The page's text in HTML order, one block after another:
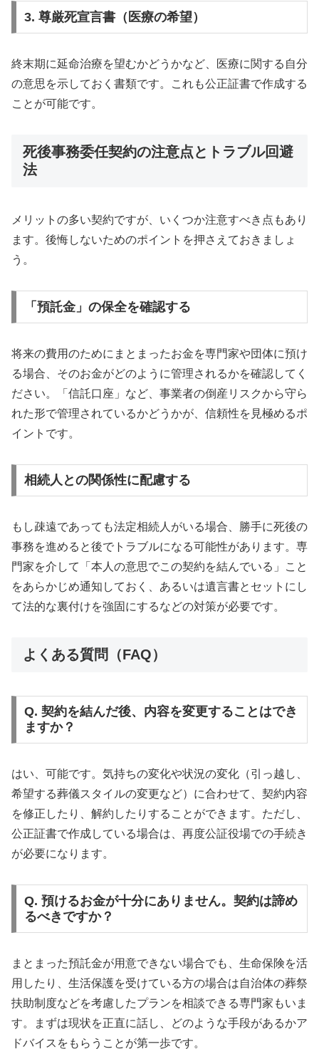
3. 尊厳死宣言書（医療の希望）
終末期に延命治療を望むかどうかなど、医療に関する自分
の意思を示しておく書類です。これも公正証書で作成する
ことが可能です。
死後事務委任契約の注意点とトラブル回避
法
メリットの多い契約ですが、いくつか注意すべき点もあり
ます。後悔しないためのポイントを押さえておきましょ
う。
「預託金」の保全を確認する
将来の費用のためにまとまったお金を専門家や団体に預け
る場合、そのお金がどのように管理されるかを確認してく
ださい。「信託口座」など、事業者の倒産リスクから守ら
れた形で管理されているかどうかが、信頼性を見極めるポ
イントです。
相続人との関係性に配慮する
もし疎遠であっても法定相続人がいる場合、勝手に死後の
事務を進めると後でトラブルになる可能性があります。専
門家を介して「本人の意思でこの契約を結んでいる」こと
をあらかじめ通知しておく、あるいは遺言書とセットにし
て法的な裏付けを強固にするなどの対策が必要です。
よくある質問（FAQ）
Q. 契約を結んだ後、内容を変更することはでき
ますか？
はい、可能です。気持ちの変化や状況の変化（引っ越し、
希望する葬儀スタイルの変更など）に合わせて、契約内容
を修正したり、解約したりすることができます。ただし、
公正証書で作成している場合は、再度公証役場での手続き
が必要になります。
Q. 預けるお金が十分にありません。契約は諦め
るべきですか？
まとまった預託金が用意できない場合でも、生命保険を活
用したり、生活保護を受けている方の場合は自治体の葬祭
扶助制度などを考慮したプランを相談できる専門家もいま
す。まずは現状を正直に話し、どのような手段があるかア
ドバイスをもらうことが第一歩です。